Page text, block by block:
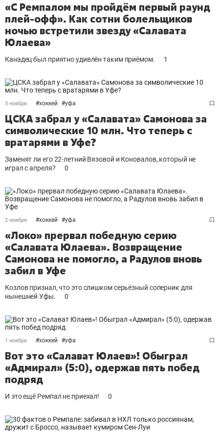
«С Ремпалом мы пройдём первый раунд
плей-офф». Как сотни болельщиков
ночью встретили звезду «Салавата
Юлаева»
Канадец был приятно удивлён таким приёмом. 1
3 ноября #хоккей #уфа
ЦСКА забрал у «Салавата» Самонова за
символические 10 млн. Что теперь с
вратарями в Уфе?
Заменят ли его 22-летний Вязовой и Коновалов, который не
играл с апреля?
0
2 ноября #хоккей #уфа
«Локо» прервал победную серию
«Салавата Юлаева». Возвращение
Самонова не помогло, а Радулов вновь
забил в Уфе
Козлов признал, что это слишком серьëзный соперник для
нынешней Уфы.
0
1 ноября #хоккей #уфа
Вот это «Салават Юлаев»! Обыграл
«Адмирал» (5:0), одержав пять побед
подряд
И это ещё Ремпал не приехал! 0